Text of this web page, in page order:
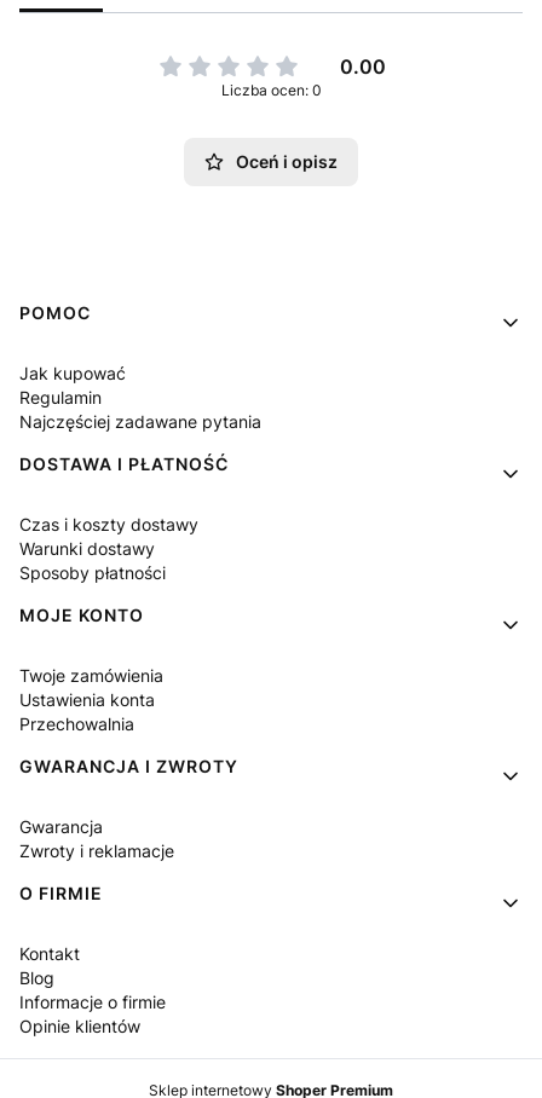
0.00
Liczba ocen: 0
Oceń i opisz
Linki w stopce
POMOC
Jak kupować
Regulamin
Najczęściej zadawane pytania
DOSTAWA I PŁATNOŚĆ
Czas i koszty dostawy
Warunki dostawy
Sposoby płatności
MOJE KONTO
Twoje zamówienia
Ustawienia konta
Przechowalnia
GWARANCJA I ZWROTY
Gwarancja
Zwroty i reklamacje
O FIRMIE
Kontakt
Blog
Informacje o firmie
Opinie klientów
Sklep internetowy Shoper Premium